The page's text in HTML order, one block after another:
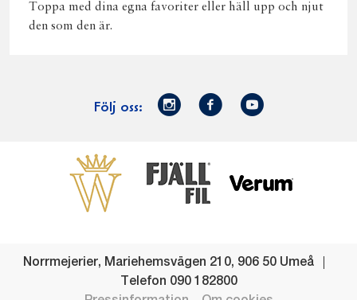
Toppa med dina egna favoriter eller häll upp och njut
den som den är.
Följ oss:
Norrmejerier
Facebook
Youtube
Gör gott för
Mjölkgården,
Norrländska
Dina
VästerbottensostFjällfil
Norrmejerier, Mariehemsvägen 210, 906 50 Umeå
Telefon 090 182800